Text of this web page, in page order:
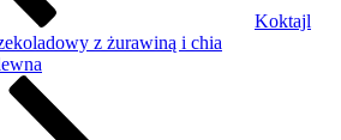
Koktajl
z żurawiną i chia